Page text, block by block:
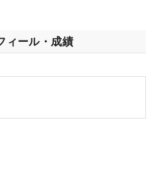
ごしている。
で過ごすか、みたいなこと
ィール・成績